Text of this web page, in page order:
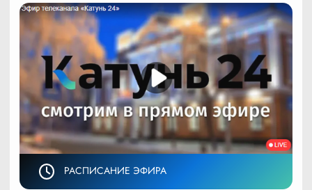
РАСПИСАНИЕ ЭФИРА